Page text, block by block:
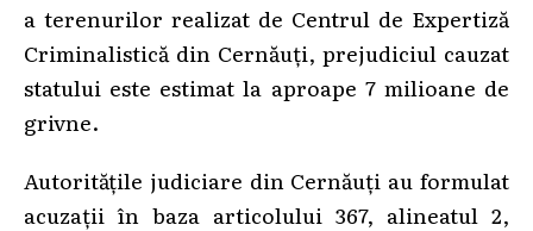
a terenurilor realizat de Centrul de Expertiză
Criminalistică din Cernăuți, prejudiciul cauzat
statului este estimat la aproape 7 milioane de
grivne.
Autoritățile judiciare din Cernăuți au formulat
acuzații în baza articolului 367, alineatul 2,